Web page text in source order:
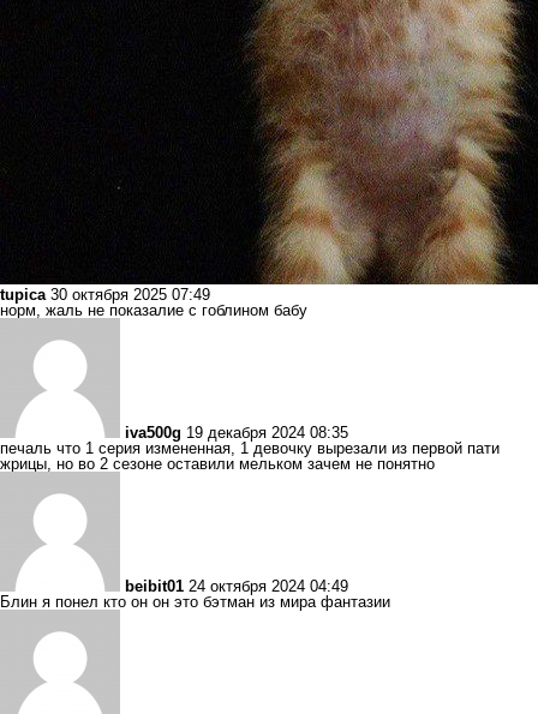
tupica 30 октября 2025 07:49
норм, жаль не показалие с гоблином бабу
iva500g 19 декабря 2024 08:35
печаль что 1 серия измененная, 1 девочку вырезали из первой пати
жрицы, но во 2 сезоне оставили мельком зачем не понятно
beibit01 24 октября 2024 04:49
Блин я понел кто он он это бэтман из мира фантазии